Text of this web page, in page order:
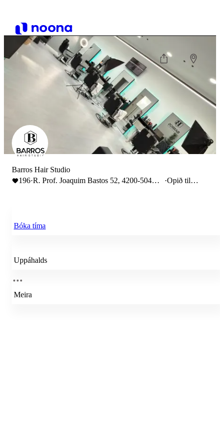
Barros Hair Studio
196·R. Prof. Joaquim Bastos 52, 4200-504
·Opið til
Bóka tíma
Uppáhalds
Meira